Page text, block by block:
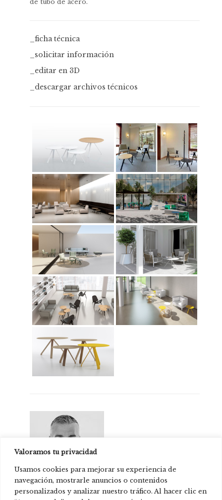
Valoramos tu privacidad
Usamos cookies para mejorar su experiencia de
navegación, mostrarle anuncios o contenidos
personalizados y analizar nuestro tráfico. Al hacer clic en
de tubo de acero.
_ficha técnica
_solicitar información
_editar en 3D
_descargar archivos técnicos